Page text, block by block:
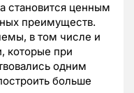
становится ценным
преимуществ.
в том числе и
которые при
одним
больше